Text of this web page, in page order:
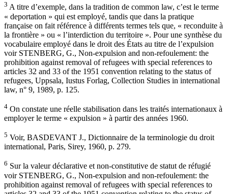
3 A titre d’exemple, dans la tradition de common law, c’est le terme
« deportation » qui est employé, tandis que dans la pratique
française on fait référence à différents termes tels que, « reconduite à
la frontière » ou « l’interdiction du territoire ». Pour une synthèse du
vocabulaire employé dans le droit des États au titre de l’expulsion
voir STENBERG, G., Non-expulsion and non-refoulement: the
prohibition against removal of refugees with special references to
articles 32 and 33 of the 1951 convention relating to the status of
refugees, Uppsala, Iustus Forlag, Collection Studies in international
law, n° 9, 1989, p. 125.
4 On constate une réelle stabilisation dans les traités internationaux à
employer le terme « expulsion » à partir des années 1960.
5 Voir, BASDEVANT J., Dictionnaire de la terminologie du droit
international, Paris, Sirey, 1960, p. 279.
6 Sur la valeur déclarative et non-constitutive de statut de réfugié
voir STENBERG, G., Non-expulsion and non-refoulement: the
prohibition against removal of refugees with special references to